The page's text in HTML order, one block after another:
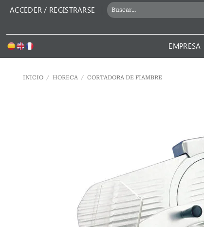
ACCEDER / REGISTRARSE
BUSCAR
POR:
EMPRESA
INICIO / HORECA / CORTADORA DE FIAMBRE